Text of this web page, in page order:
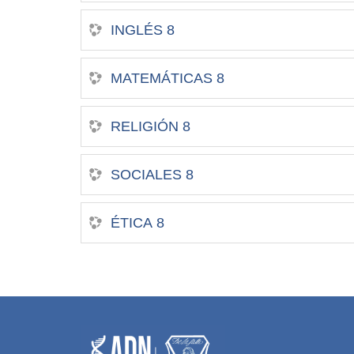
INGLÉS 8
MATEMÁTICAS 8
RELIGIÓN 8
SOCIALES 8
ÉTICA 8